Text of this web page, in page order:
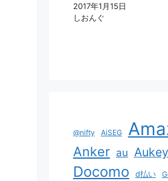
2017年1月15日
しおんぐ
@nifty AiSEG
Anker au Aukey
Docomo d払い